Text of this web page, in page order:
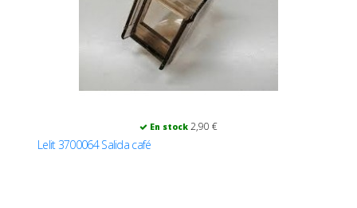
En stock 2,90 €
Lelit 3700064 Salida café